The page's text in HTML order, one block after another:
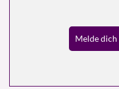
Melde